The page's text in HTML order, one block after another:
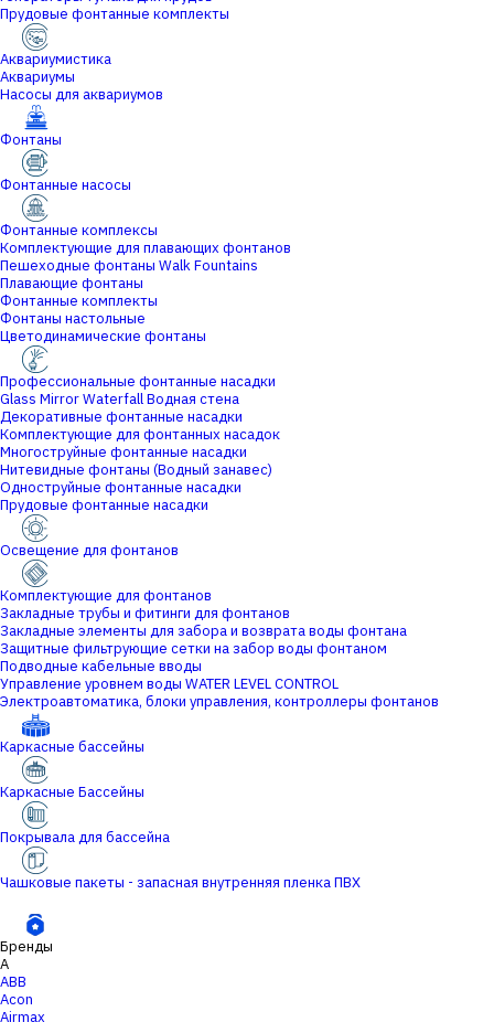
Прудовые фонтанные комплекты
Аквариумистика
Аквариумы
Насосы для аквариумов
Фонтаны
Фонтанные насосы
Фонтанные комплексы
Комплектующие для плавающих фонтанов
Пешеходные фонтаны Walk Fountains
Плавающие фонтаны
Фонтанные комплекты
Фонтаны настольные
Цветодинамические фонтаны
Профессиональные фонтанные насадки
Glass Mirror Waterfall Водная стена
Декоративные фонтанные насадки
Комплектующие для фонтанных насадок
Многоструйные фонтанные насадки
Нитевидные фонтаны (Водный занавес)
Одноструйные фонтанные насадки
Прудовые фонтанные насадки
Освещение для фонтанов
Комплектующие для фонтанов
Закладные трубы и фитинги для фонтанов
Закладные элементы для забора и возврата воды фонтана
Защитные фильтрующие сетки на забор воды фонтаном
Подводные кабельные вводы
Управление уровнем воды WATER LEVEL CONTROL
Электроавтоматика, блоки управления, контроллеры фонтанов
Каркасные бассейны
Каркасные Бассейны
Покрывала для бассейна
Чашковые пакеты - запасная внутренняя пленка ПВХ
Бренды
A
ABB
Acon
Airmax